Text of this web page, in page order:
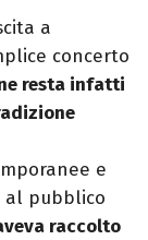
a
concerto
resta infatti
e
al pubblico
raccolto